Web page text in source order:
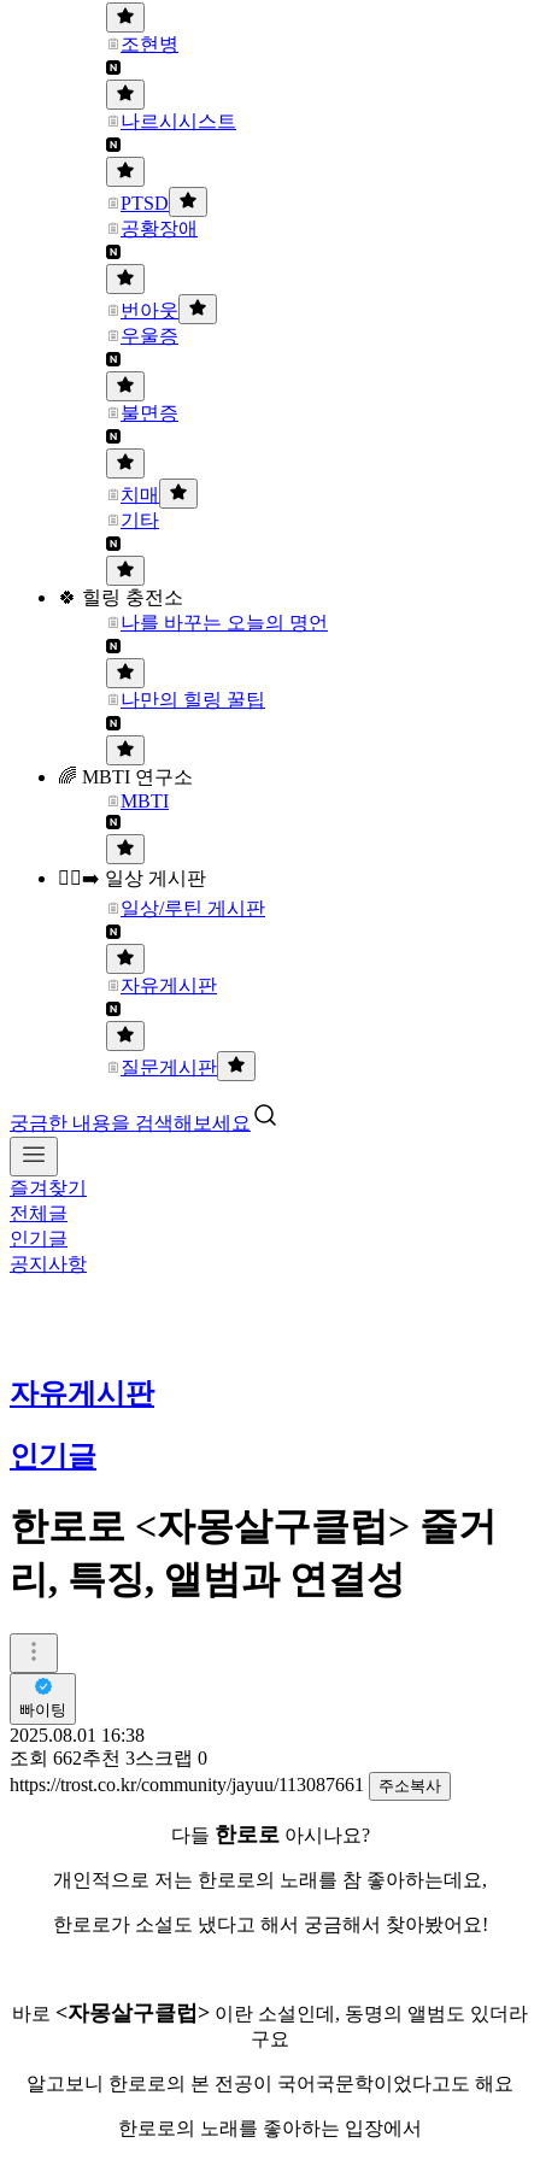
조현병
나르시시스트
PTSD
공황장애
번아웃
우울증
불면증
치매
기타
🍀 힐링 충전소
나를 바꾸는 오늘의 명언
나만의 힐링 꿀팁
🌈 MBTI 연구소
MBTI
🏃‍♀️‍➡️ 일상 게시판
일상/루틴 게시판
자유게시판
질문게시판
궁금한 내용을 검색해보세요
즐겨찾기
전체글
인기글
공지사항
자유게시판
인기글
한로로 <자몽살구클럽> 줄거
리, 특징, 앨범과 연결성
빠이팅
2025.08.01 16:38
조회 662추천 3스크랩 0
https://trost.co.kr/community/jayuu/113087661
주소복사
다들 한로로아시나요?
개인적으로 저는 한로로의 노래를 참 좋아하는데요,
한로로가 소설도 냈다고 해서 궁금해서 찾아봤어요!
바로 <자몽살구클럽> 이란 소설인데, 동명의 앨범도 있더라
구요
알고보니 한로로의 본 전공이 국어국문학이었다고도 해요
한로로의 노래를 좋아하는 입장에서